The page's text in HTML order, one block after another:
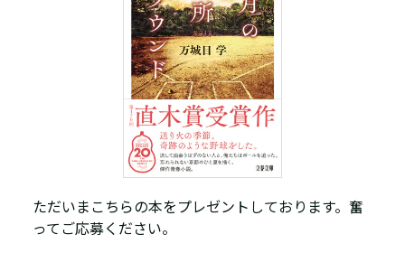
ただいまこちらの本をプレゼントしております。奮
ってご応募ください。